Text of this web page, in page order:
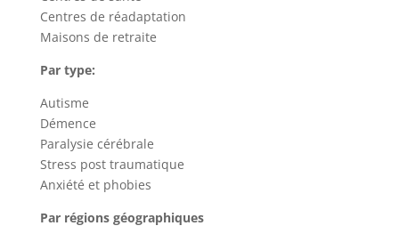
Centres de réadaptation
Maisons de retraite
Par type:
Autisme
Démence
Paralysie cérébrale
Stress post traumatique
Anxiété et phobies
Par régions géographiques